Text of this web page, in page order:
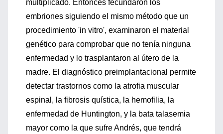
multiplicado. Entonces fecundaron los
embriones siguiendo el mismo método que un
procedimiento 'in vitro', examinaron el material
genético para comprobar que no tenía ninguna
enfermedad y lo trasplantaron al útero de la
madre. El diagnóstico preimplantacional permite
detectar trastornos como la atrofia muscular
espinal, la fibrosis quística, la hemofilia, la
enfermedad de Huntington, y la bata talasemia
mayor como la que sufre Andrés, que tendrá